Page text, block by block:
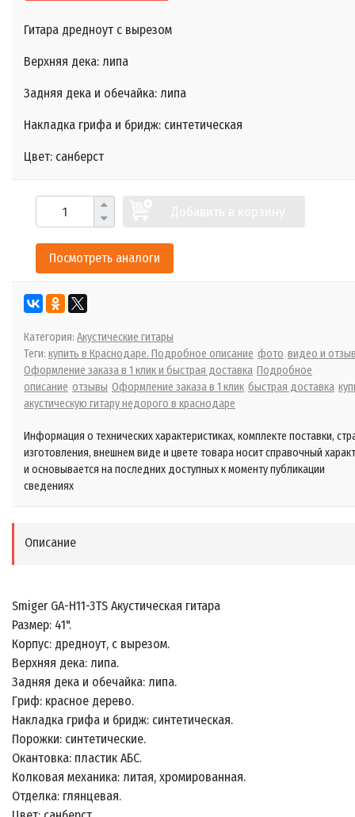
Гитара дредноут с вырезом
Верхняя дека: липа
Задняя дека и обечайка: липа
Накладка грифа и бридж: синтетическая
Цвет: санберст
Посмотреть аналоги
Категория: Акустические гитары
Теги: купить в Краснодаре. Подробное описание фото видео и
Оформление заказа в 1 клик и быстрая доставка Подробное
описание отзывы Оформление заказа в 1 клик быстрая доставка
акустическую гитару недорого в краснодаре
Информация о технических характеристиках, комплекте поставки,
изготовления, внешнем виде и цвете товара носит справочный
и основывается на последних доступных к моменту публикации
сведениях
Описание
Smiger GA-H11-3TS Акустическая гитара
Размер: 41".
Корпус: дредноут, с вырезом.
Верхняя дека: липа.
Задняя дека и обечайка: липа.
Гриф: красное дерево.
Накладка грифа и бридж: синтетическая.
Порожки: синтетические.
Окантовка: пластик АБС.
Колковая механика: литая, хромированная.
Отделка: глянцевая.